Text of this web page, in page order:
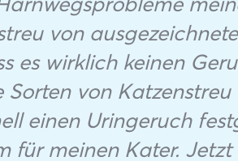
von
es wirklich keinen
von
einen Uringeruch
für meinen Kater.